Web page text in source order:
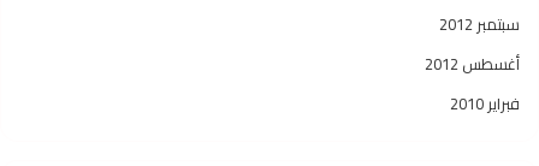
سبتمبر 2012
أغسطس 2012
فبراير 2010